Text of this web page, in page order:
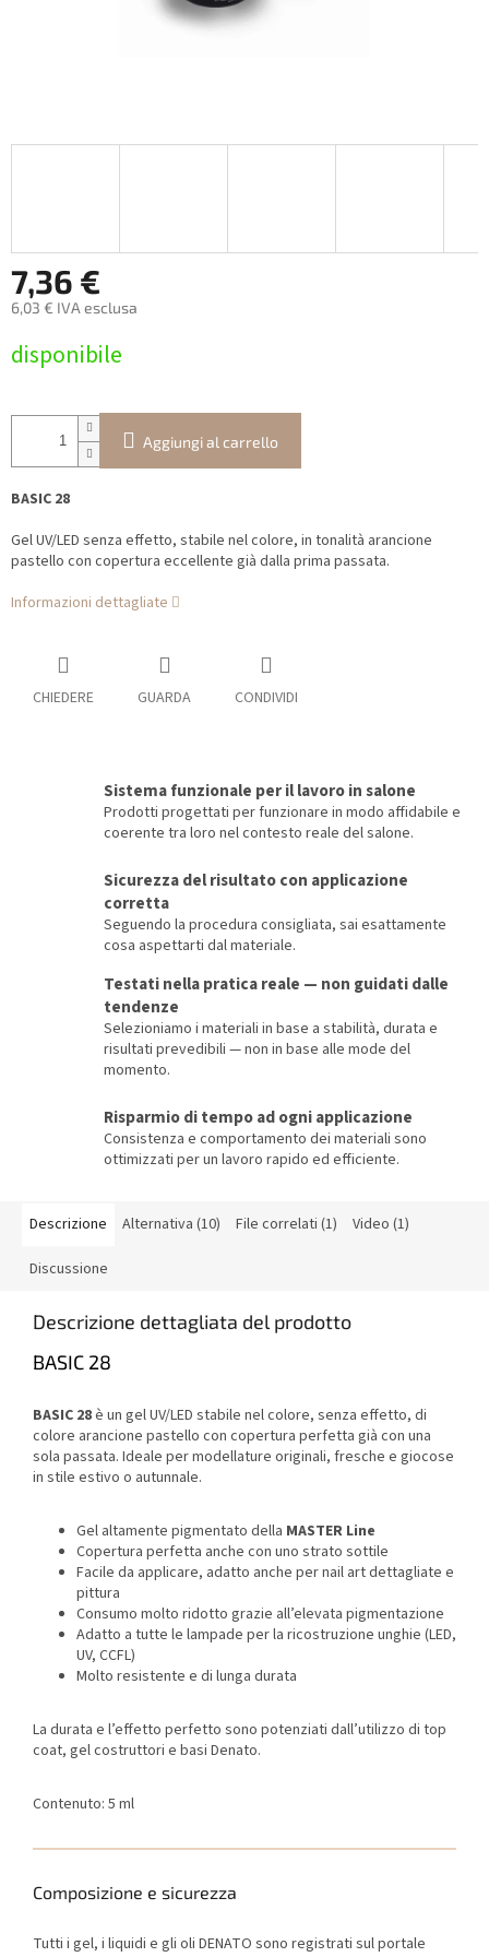
7,36 €
6,03 € IVA esclusa
della
disponibile
Aggiungi al carrello
BASIC 28
Gel UV/LED senza effetto, stabile nel colore, in tonalità arancione
pastello con copertura eccellente già dalla prima passata.
Informazioni dettagliate
CHIEDERE GUARDA CONDIVIDI
Sistema funzionale per il lavoro in salone
Prodotti progettati per funzionare in modo affidabile e
coerente tra loro nel contesto reale del salone.
Sicurezza del risultato con applicazione
corretta
Seguendo la procedura consigliata, sai esattamente
cosa aspettarti dal materiale.
Testati nella pratica reale — non guidati dalle
tendenze
Selezioniamo i materiali in base a stabilità, durata e
risultati prevedibili — non in base alle mode del
momento.
Risparmio di tempo ad ogni applicazione
Consistenza e comportamento dei materiali sono
ottimizzati per un lavoro rapido ed efficiente.
Descrizione Alternativa (10) File correlati (1) Video (1)
Discussione
Descrizione dettagliata del prodotto
BASIC 28
BASIC 28è un gel UV/LED stabile nel colore, senza effetto, di
colore arancione pastello con copertura perfetta già con una
sola passata. Ideale per modellature originali, fresche e giocose
in stile estivo o autunnale.
Gel altamente pigmentato della MASTER Line
Copertura perfetta anche con uno strato sottile
Facile da applicare, adatto anche per nail art dettagliate e
pittura
Consumo molto ridotto grazie all’elevata pigmentazione
Adatto a tutte le lampade per la ricostruzione unghie (LED,
UV, CCFL)
Molto resistente e di lunga durata
La durata e l’effetto perfetto sono potenziati dall’utilizzo di top
coat, gel costruttori e basi Denato.
Contenuto: 5 ml
Composizione e sicurezza
Tutti i gel, i liquidi e gli oli DENATO sono registrati sul portale